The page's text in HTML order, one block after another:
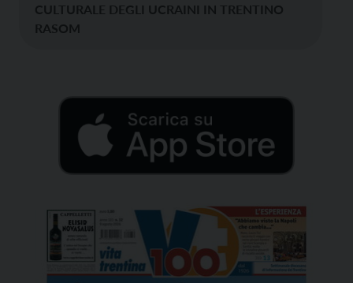
CULTURALE DEGLI UCRAINI IN TRENTINO
RASOM